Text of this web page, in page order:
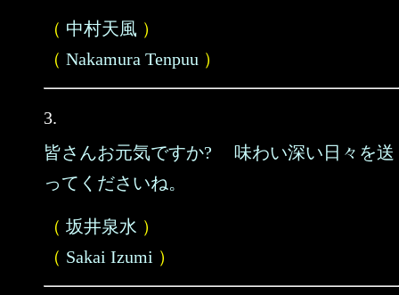
（ 中村天風 ）
（ Nakamura Tenpuu ）
3.
皆さんお元気ですか? 味わい深い日々を送
ってくださいね。
（ 坂井泉水 ）
（ Sakai Izumi ）